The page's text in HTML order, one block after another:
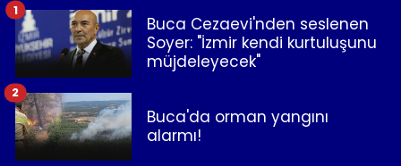
Buca Cezaevi'nden seslenen
Soyer: "İzmir kendi kurtuluşunu
müjdeleyecek"
1
Buca'da orman yangını
alarmı!
2